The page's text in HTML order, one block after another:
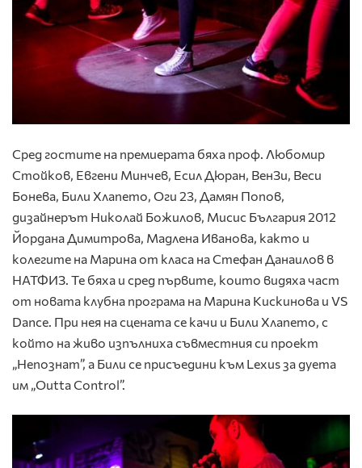
Сред гостите на премиерата бяха проф. Любомир
Стойков, Евгени Минчев, Есил Дюран, ВенЗи, Веси
Бонева, Били Хлапето, Оги 23, Дамян Попов,
дизайнерът Николай Божилов, Мисис България 2012
Йордана Димитрова, Мадлена Иванова, както и
колегите на Марина от класа на Стефан Данаилов в
НАТФИЗ. Те бяха и сред първите, които видяха част
от новата клубна програма на Марина Кискинова и VS
Dance. При нея на сцената се качи и Били Хлапето, с
който на живо изпълниха съвместния си проект
„Непознат”, а Били се присъедини към Lexus за дуета
им „Outta Control”.